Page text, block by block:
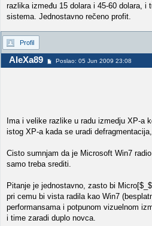
razlika između 15 dolara i 45-60 dolara, i
sistema. Jednostavno rečeno profit.
Profil
AleXa89 Poslao: 05 Jun 2009 23:08
Ima i velike razlike u radu izmedju XP-a
istog XP-a kada se uradi
Cisto sumnjam da je Microsoft Win7
samo treba srediti.
Pitanje je jednostavno, zasto bi
pri cemu bi vista radila kao Win7
performansama i potpunom vizuelnom
i time zaradi duplo novca.